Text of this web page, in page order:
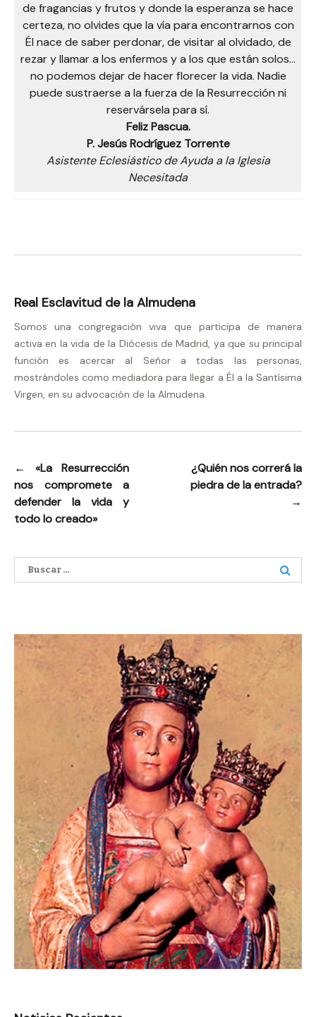
de fragancias y frutos y donde la esperanza se hace
certeza, no olvides que la vía para encontrarnos con
Él nace de saber perdonar, de visitar al olvidado, de
rezar y llamar a los enfermos y a los que están solos…
no podemos dejar de hacer florecer la vida. Nadie
puede sustraerse a la fuerza de la Resurrección ni
reservársela para sí.
Feliz Pascua.
P. Jesús Rodríguez Torrente
Asistente Eclesiástico de Ayuda a la Iglesia
Necesitada
Real Esclavitud de la Almudena
Somos una congregación viva que participa de manera
activa en la vida de la Diócesis de Madrid, ya que su principal
función es acercar al Señor a todas las personas,
mostrándoles como mediadora para llegar a Él a la Santísima
Virgen, en su advocación de la Almudena.
Navegación
de
entradas
←
«La Resurrección
nos compromete a
defender la vida y
todo lo creado»
¿Quién nos correrá la
piedra de la entrada?
→
Buscar: